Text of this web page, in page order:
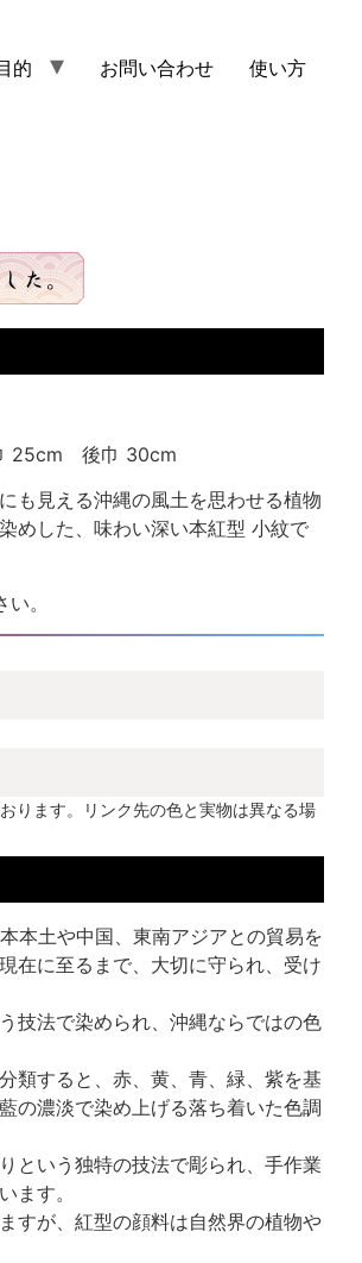
的 お問い合わせ 使い方
25cm 後巾 30cm
も見える沖縄の風土を思わせる植物
めした、味わい深い本紅型 小紋で
。
ります。リンク先の色と実物は異なる場
本土や中国、東南アジアとの貿易を
在に至るまで、大切に守られ、受け
技法で染められ、沖縄ならではの色
類すると、赤、黄、青、緑、紫を基
の濃淡で染め上げる落ち着いた色調
という独特の技法で彫られ、手作業
ます。
すが、紅型の顔料は自然界の植物や